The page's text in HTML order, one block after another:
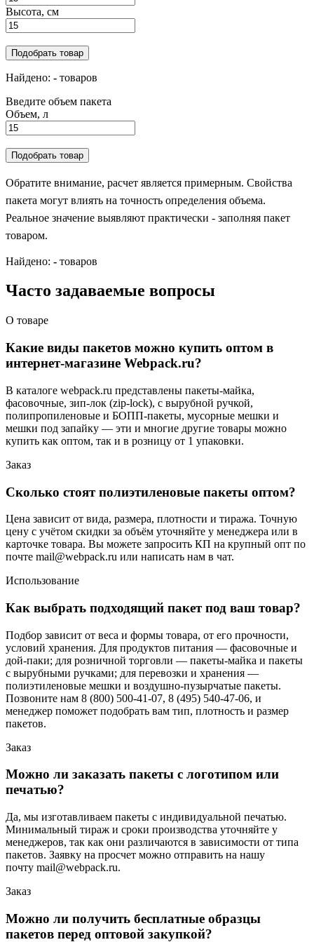
Высота, см
Подобрать товар
Найдено: - товаров
Введите объем пакета
Объем, л
Подобрать товар
Обратите внимание, расчет является примерным. Свойства
пакета могут влиять на точность определения объема.
Реальное значение выявляют практически - заполняя пакет
товаром.
Найдено: - товаров
Часто задаваемые вопросы
О товаре
Какие виды пакетов можно купить оптом в
интернет-магазине Webpack.ru?
В каталоге webpack.ru представлены пакеты-майка,
фасовочные, зип-лок (zip-lock), с вырубной ручкой,
полипропиленовые и БОПП-пакеты, мусорные мешки и
мешки под запайку — эти и многие другие товары можно
купить как оптом, так и в розницу от 1 упаковки.
Заказ
Сколько стоят полиэтиленовые пакеты оптом?
Цена зависит от вида, размера, плотности и тиража. Точную
цену с учётом скидки за объём уточняйте у менеджера или в
карточке товара. Вы можете запросить КП на крупный опт по
почте mail@webpack.ru или написать нам в чат.
Использование
Как выбрать подходящий пакет под ваш товар?
Подбор зависит от веса и формы товара, от его прочности,
условий хранения. Для продуктов питания — фасовочные и
дой-паки; для розничной торговли — пакеты-майка и пакеты
с вырубными ручками; для перевозки и хранения —
полиэтиленовые мешки и воздушно-пузырчатые пакеты.
Позвоните нам 8 (800) 500-41-07, 8 (495) 540-47-06, и
менеджер поможет подобрать вам тип, плотность и размер
пакетов.
Заказ
Можно ли заказать пакеты с логотипом или
печатью?
Да, мы изготавливаем пакеты с индивидуальной печатью.
Минимальный тираж и сроки производства уточняйте у
менеджеров, так как они различаются в зависимости от типа
пакетов. Заявку на просчет можно отправить на нашу
почту mail@webpack.ru.
Заказ
Можно ли получить бесплатные образцы
пакетов перед оптовой закупкой?